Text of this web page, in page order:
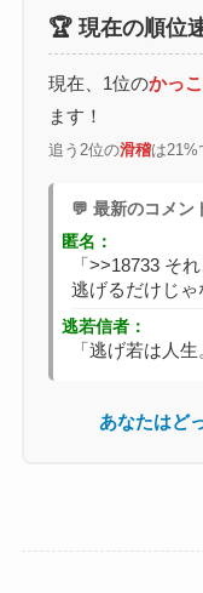
🏆 現在の順位
現在、1位のかっ
ます！
追う2位の滑稽は21%
💬 最新のコメン
匿名：
「>>18733 そ
逃げるだけじゃ
逃若信者：
「逃げ若は人
あなたはど